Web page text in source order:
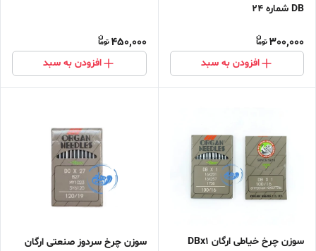
DB شماره 24
300,000
افزودن به سبد
450,000
افزودن به سبد
سوزن چرخ خیاطی ارگان DBx1
سوزن چرخ سردوز صنعتی ارگان